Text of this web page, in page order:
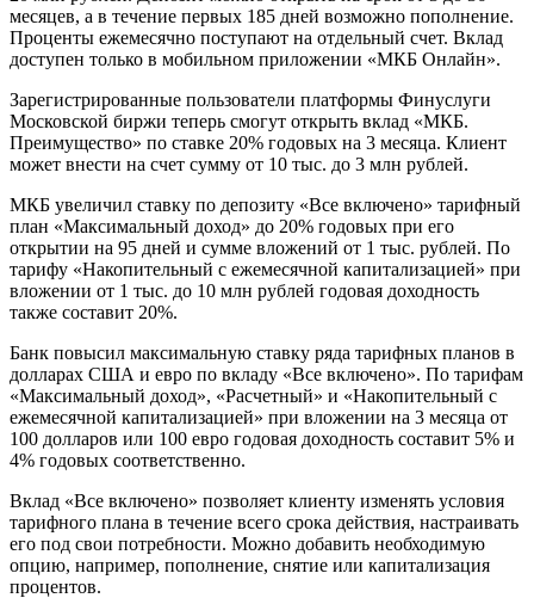
месяцев, а в течение первых 185 дней возможно пополнение.
Проценты ежемесячно поступают на отдельный счет. Вклад
доступен только в мобильном приложении «МКБ Онлайн».
Зарегистрированные пользователи платформы Финуслуги
Московской биржи теперь смогут открыть вклад «МКБ.
Преимущество» по ставке 20% годовых на 3 месяца. Клиент
может внести на счет сумму от 10 тыс. до 3 млн рублей.
МКБ увеличил ставку по депозиту «Все включено» тарифный
план «Максимальный доход» до 20% годовых при его
открытии на 95 дней и сумме вложений от 1 тыс. рублей. По
тарифу «Накопительный с ежемесячной капитализацией» при
вложении от 1 тыс. до 10 млн рублей годовая доходность
также составит 20%.
Банк повысил максимальную ставку ряда тарифных планов в
долларах США и евро по вкладу «Все включено». По тарифам
«Максимальный доход», «Расчетный» и «Накопительный с
ежемесячной капитализацией» при вложении на 3 месяца от
100 долларов или 100 евро годовая доходность составит 5% и
4% годовых соответственно.
Вклад «Все включено» позволяет клиенту изменять условия
тарифного плана в течение всего срока действия, настраивать
его под свои потребности. Можно добавить необходимую
опцию, например, пополнение, снятие или капитализация
процентов.